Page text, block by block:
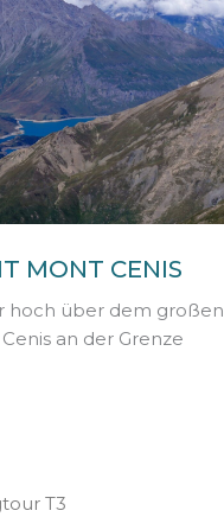
MONT CENIS
hoch über dem großen
an der Grenze
T3